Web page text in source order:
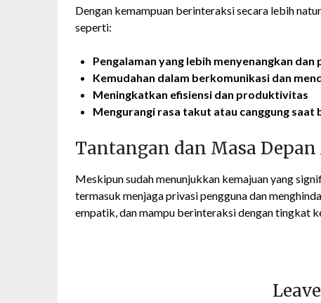
Dengan kemampuan berinteraksi secara lebih
seperti:
Pengalaman yang lebih menyenangkan dan
Kemudahan dalam berkomunikasi dan
Meningkatkan efisiensi dan produktivitas
Mengurangi rasa takut atau canggung
Tantangan dan Masa
Meskipun sudah menunjukkan kemajuan yang
termasuk menjaga privasi pengguna dan
empatik, dan mampu berinteraksi dengan tingkat